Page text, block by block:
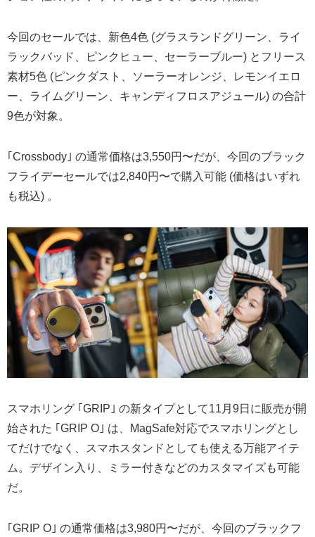
今回のセールでは、新色4色 (グラスランドグリーン、ライ
ラックバッド、ピンクヒュー、セーラーブルー) とフリース
素材5色 (ピンクダスト、ソーラーオレンジ、レモンイエロ
ー、ライムグリーン、キャンディフロスアジュール) の合計
9色が対象。
｢Crossbody｣ の通常価格は3,550円〜だが、今回のブラック
フライデーセールでは2,840円〜で購入可能 (価格はいずれ
も税込) 。
スマホリング ｢GRIP｣ の新タイプとして11月9日に販売が開
始された ｢GRIP O｣ は、MagSafe対応でスマホリングとし
てだけでなく、スマホスタンドとしても使える万能アイテ
ム。デザイン入り、ミラー付きなどのカスタマイズも可能
だ。
｢GRIP O｣ の通常価格は3,980円〜だが、今回のブラックフ